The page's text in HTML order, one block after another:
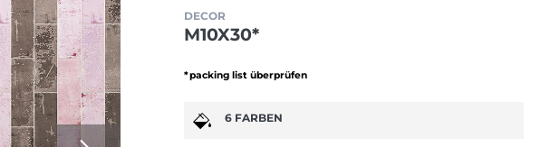
DECOR
M10X30*
*packing list überprüfen
6 FARBEN